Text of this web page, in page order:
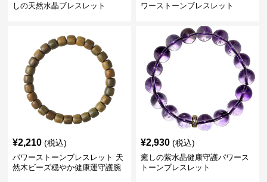
しの天然水晶ブレスレット ワーストーンブレスレット
¥2,210 (税込)
パワーストーンブレスレット 天
然木ビーズ穏やか健康運守護腕
¥2,930 (税込)
癒しの紫水晶健康守護パワース
トーンブレスレット